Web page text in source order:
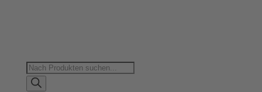
Products
search